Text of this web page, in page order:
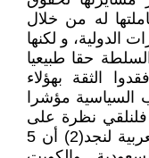
له من خلال
الدولية، و لكنها
حقا طبيعيا
الثقة بهؤلاء
السياسية مؤشرا
فلنلقي نظرة على
توزيع هذه الأحزاب داخل الأوساط العربية لنجد(2) أن 5